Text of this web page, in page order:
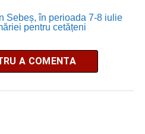
Sebeș, în perioada 7-8 iulie
pentru cetățeni
A COMENTA